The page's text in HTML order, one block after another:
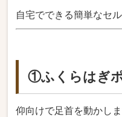
自宅でできる簡単なセ
①ふくらはぎ
仰向けで足首を動かしま